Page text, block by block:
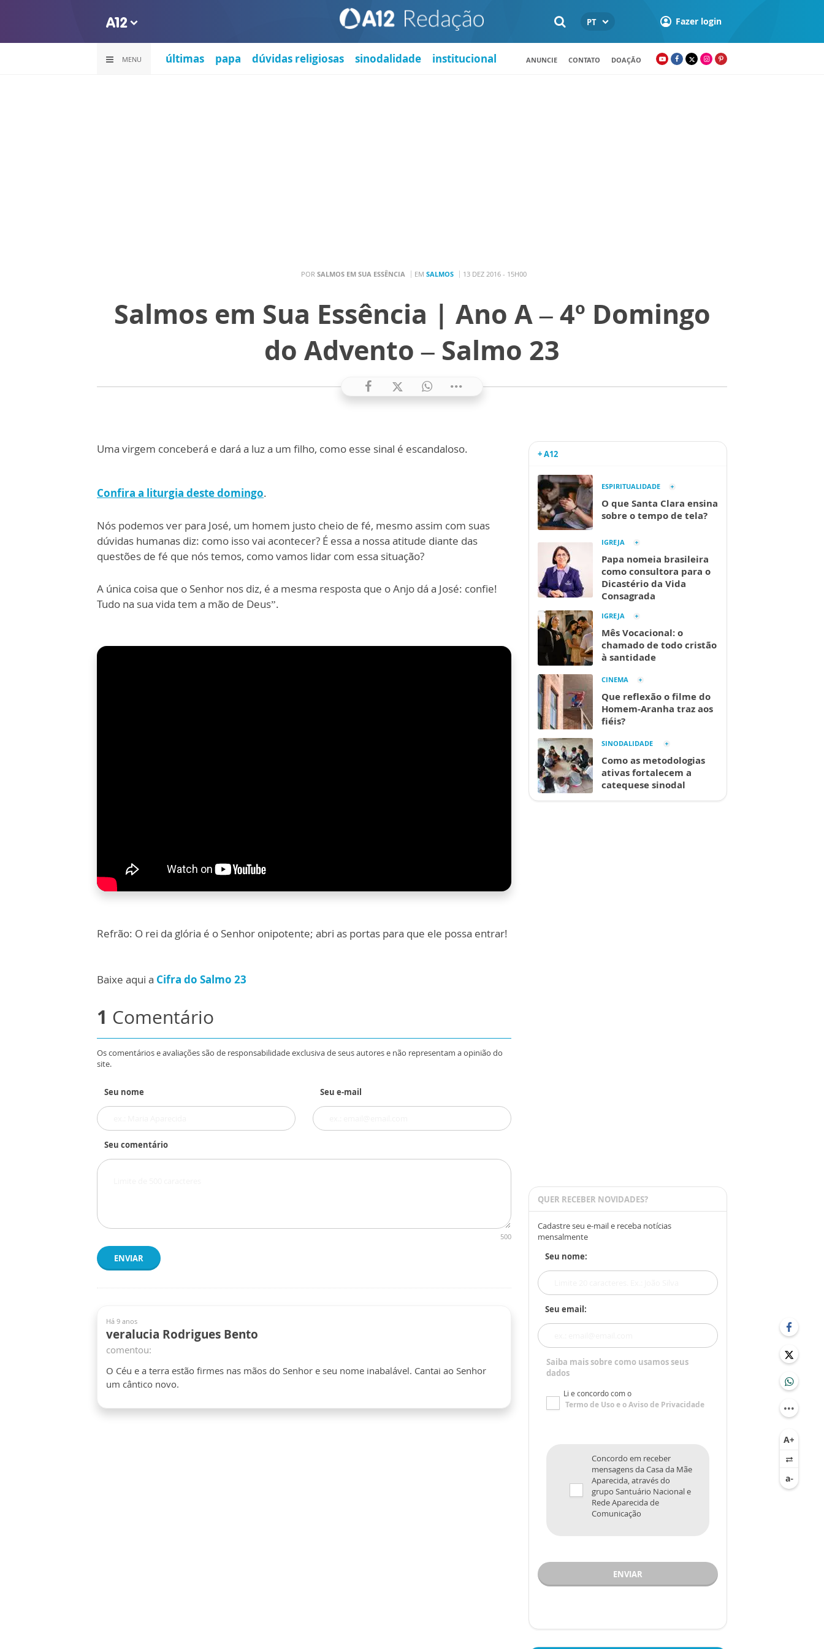
PT Fazer login
MENU últimas papa dúvidas religiosas sinodalidade institucional ANUNCIE CONTATO DOAÇÃO
POR SALMOS EM SUA ESSÊNCIA EM SALMOS 13 DEZ 2016 - 15H00
Salmos em Sua Essência | Ano A – 4º Domingo
do Advento – Salmo 23
Uma virgem conceberá e dará a luz a um filho, como esse sinal é escandaloso.
Confira a liturgia deste domingo.
Nós podemos ver para José, um homem justo cheio de fé, mesmo assim com suas
dúvidas humanas diz: como isso vai acontecer? É essa a nossa atitude diante das
questões de fé que nós temos, como vamos lidar com essa situação?
A única coisa que o Senhor nos diz, é a mesma resposta que o Anjo dá a José: confie!
Tudo na sua vida tem a mão de Deus”.
Refrão: O rei da glória é o Senhor onipotente; abri as portas para que ele possa entrar!
Baixe aqui a Cifra do Salmo 23
1 Comentário
Os comentários e avaliações são de responsabilidade exclusiva de seus autores e não representam a opinião do
site.
Seu nome Seu e-mail
Seu comentário
500
ENVIAR
Há 9 anos
veralucia Rodrigues Bento
comentou:
O Céu e a terra estão firmes nas mãos do Senhor e seu nome inabalável. Cantai ao Senhor
um cântico novo.
+ A12
ESPIRITUALIDADE
O que Santa Clara ensina
sobre o tempo de tela?
IGREJA
Papa nomeia brasileira
como consultora para o
Dicastério da Vida
Consagrada
IGREJA
Mês Vocacional: o
chamado de todo cristão
à santidade
CINEMA
Que reflexão o filme do
Homem-Aranha traz aos
fiéis?
SINODALIDADE
Como as metodologias
ativas fortalecem a
catequese sinodal
QUER RECEBER NOVIDADES?
Cadastre seu e-mail e receba notícias
mensalmente
Seu nome:
Seu email:
Saiba mais sobre como usamos seus
dados
Li e concordo com o
Termo de Usoe oAviso de Privacidade
Concordo em receber
mensagens da Casa da Mãe
Aparecida, através do
grupo Santuário Nacional e
Rede Aparecida de
Comunicação
ENVIAR